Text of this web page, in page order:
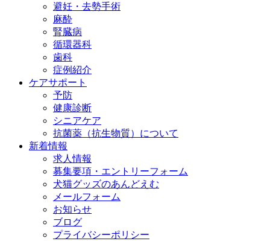
避妊・去勢手術
麻酔
腎臓病
循環器科
歯科
症例紹介
ケアサポート
予防
健康診断
シニアケア
抗菌薬（抗生物質）について
新着情報
求人情報
募集要項・エントリーフォーム
犬猫グッズのあんどえむ
メールフォーム
お知らせ
ブログ
プライバシーポリシー